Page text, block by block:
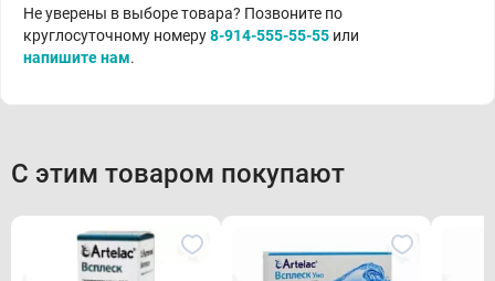
Не уверены в выборе товара? Позвоните по
круглосуточному номеру8-914-555-55-55 или
напишите нам.
С этим товаром покупают